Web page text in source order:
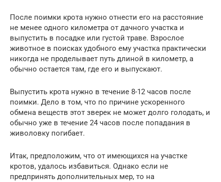
После поимки крота нужно отнести его на расстояние
не менее одного километра от дачного участка и
выпустить в посадке или густой траве. Взрослое
животное в поисках удобного ему участка практически
никогда не проделывает путь длиной в километр, а
обычно остается там, где его и выпускают.
Выпустить крота нужно в течение 8-12 часов после
поимки. Дело в том, что по причине ускоренного
обмена веществ этот зверек не может долго голодать, и
обычно уже в течение 24 часов после попадания в
живоловку погибает.
Итак, предположим, что от имеющихся на участке
кротов, удалось избавиться. Однако если не
предпринять дополнительных мер, то на